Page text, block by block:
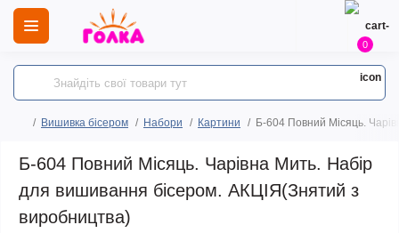
0
Вишивка бісером Набори Картини Б-604 Повний Місяць.
Б-604 Повний Місяць. Чарівна Мить. Набір
для вишивання бісером. АКЦІЯ(Знятий з
виробництва)